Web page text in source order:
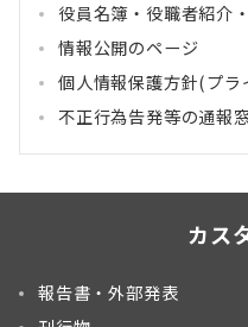
役員名簿・役職者紹介
情報公開のページ
個人情報保護方針(プラ
不正行為告発等の通報
カス
報告書・外部発表